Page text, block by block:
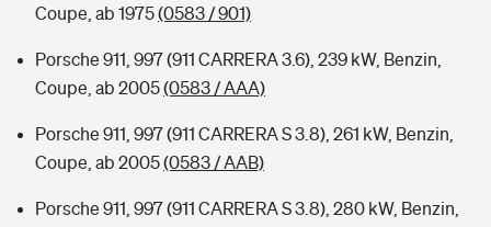
Coupe, ab 1975(0583 / 901)
Porsche 911, 997 (911 CARRERA 3.6), 239 kW, Benzin,
Coupe, ab 2005(0583 / AAA)
Porsche 911, 997 (911 CARRERA S 3.8), 261 kW, Benzin,
Coupe, ab 2005(0583 / AAB)
Porsche 911, 997 (911 CARRERA S 3.8), 280 kW, Benzin,